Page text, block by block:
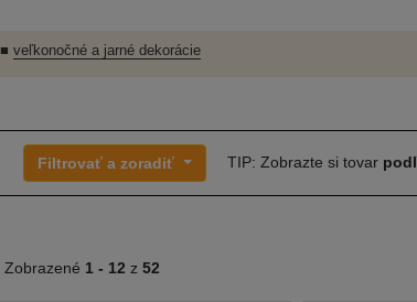
■ veľkonočné a jarné dekorácie
Filtrovať a zoradiť TIP: Zobrazte si tovar
Zobrazené 1 - 12 z 52